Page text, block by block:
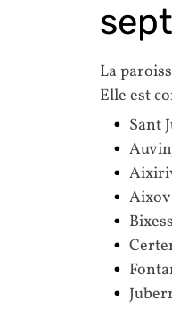
La
Elle est
Sant